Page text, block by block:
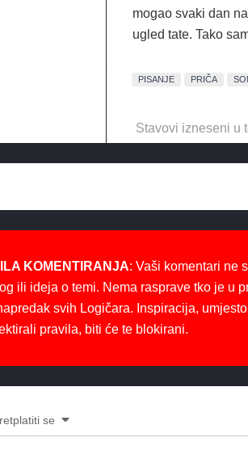
mogao svaki dan
ugled tate. Tako
PISANJE PRIČA
Stavovi izneseni u
KOMENTIRANJA: Vaši komentari ne
ili ideja o temi. Nema rasprave tko je u
svih Logičara. Inspiracija,
pravila, biti će te blokirani.
se